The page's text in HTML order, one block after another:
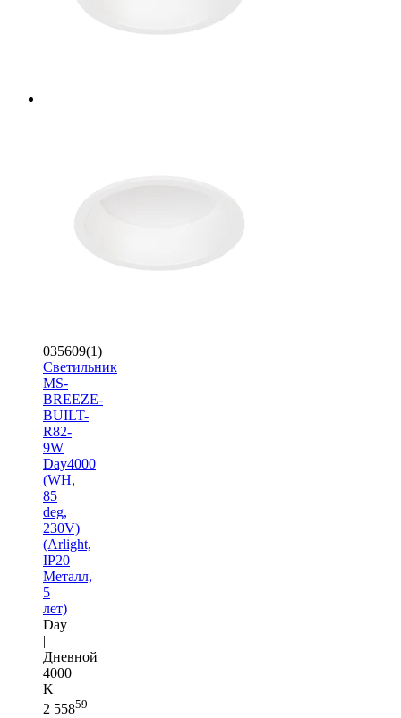
035609(1)
Светильник
MS-
BREEZE-
BUILT-
R82-
9W
Day4000
(WH,
85
deg,
230V)
(Arlight,
IP20
Металл,
5
лет)
Day
|
Дневной
4000
K
2 55859